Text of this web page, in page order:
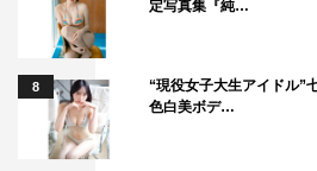
推理。松田は「さなりは、相手側
じゃないよという、えいとはオオ
つも好きになってしまう人が現れ
予想。
Dream Amiは「残念ながらこう
定写真集『純…
8
“現役女子大生アイドル”
色白美ボデ…